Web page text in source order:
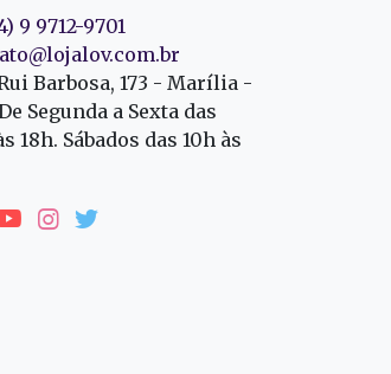
9 9712-9701
Barbosa, 173 - Marília -
Segunda a Sexta das
18h. Sábados das 10h às